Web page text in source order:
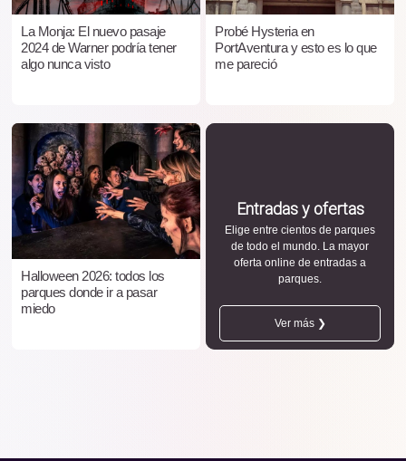
La Monja: El nuevo pasaje
2024 de Warner podría tener
algo nunca visto
Probé Hysteria en
PortAventura y esto es lo que
me pareció
Halloween 2026: todos los
parques donde ir a pasar
miedo
Entradas y ofertas
Elige entre cientos de parques
de todo el mundo. La mayor
oferta online de entradas a
parques.
Ver más ❯